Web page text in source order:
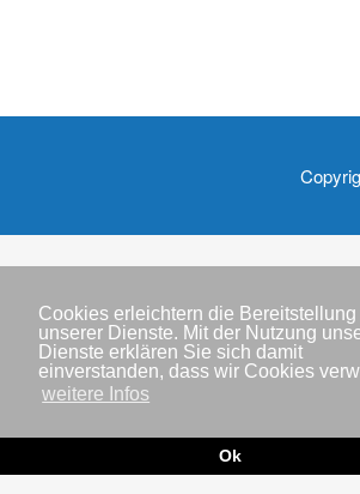
Cookies erleichtern die Bereitstellung
unserer Dienste. Mit der Nutzung
Dienste erklären Sie sich damit
einverstanden, dass wir Cookies
weitere Infos
Ok